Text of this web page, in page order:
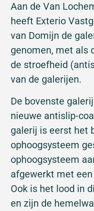
Aan de Van
heeft Exterio
van Domijn de
genomen, met als
de stroefheid
van de galerijen.
De bovenste
nieuwe antislip-
galerij is eerst het
ophoogsysteem
ophoogsysteem
afgewerkt met
Ook is het lood in
en zijn de